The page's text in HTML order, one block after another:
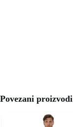
Povezani proizvodi